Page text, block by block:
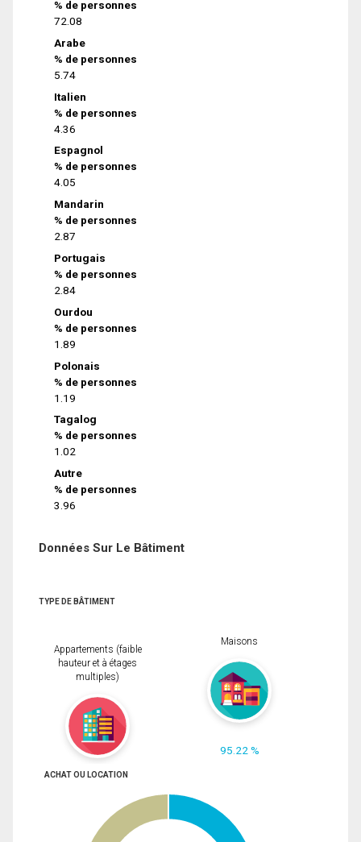
% de personnes
72.08
Arabe
% de personnes
5.74
Italien
% de personnes
4.36
Espagnol
% de personnes
4.05
Mandarin
% de personnes
2.87
Portugais
% de personnes
2.84
Ourdou
% de personnes
1.89
Polonais
% de personnes
1.19
Tagalog
% de personnes
1.02
Autre
% de personnes
3.96
Données Sur Le Bâtiment
TYPE DE BÂTIMENT
Appartements (faible
hauteur et à étages
multiples)
Maisons
95.22 %
ACHAT OU LOCATION